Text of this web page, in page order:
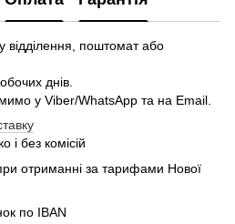
поштомат або
днів.
у Viber/WhatsApp та на Email.
і без комісій
отриманні за тарифами Нової
по IBAN